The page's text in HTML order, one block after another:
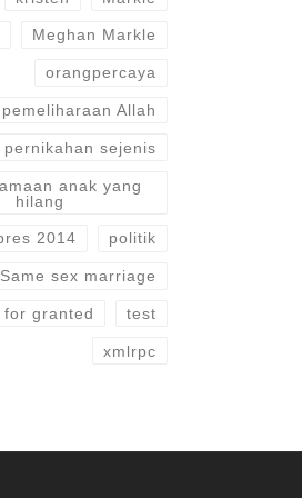
Meghan Markle
orangpercaya
pemeliharaan Allah
pernikahan sejenis
anak yang
hilang
2014 politik
Same sex marriage
for granted test
xmlrpc